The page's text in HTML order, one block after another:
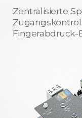
Zentralisierte